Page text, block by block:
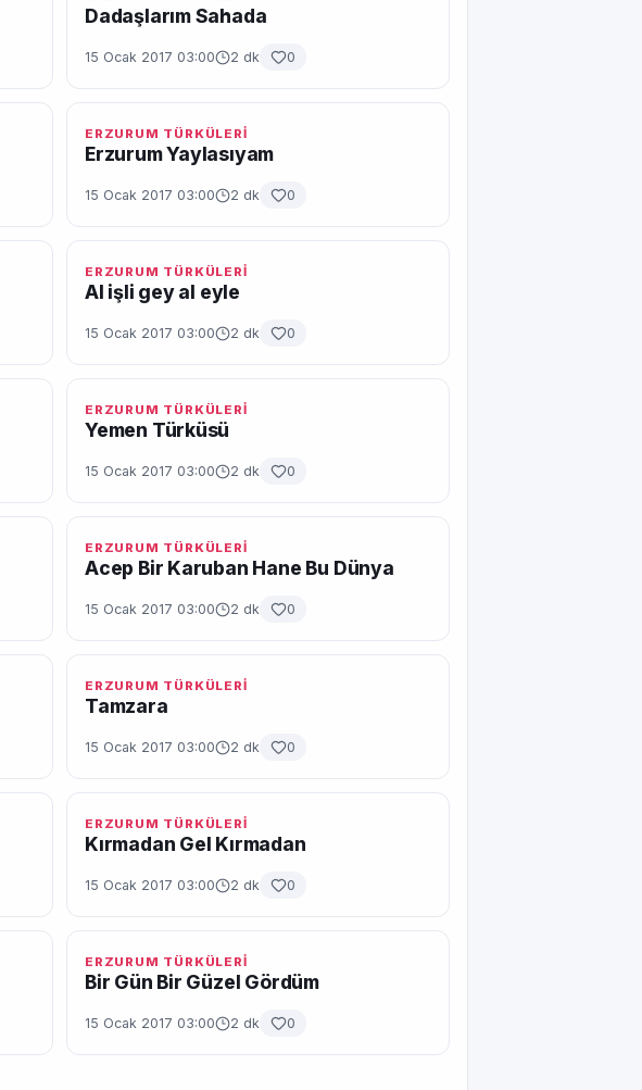
Dadaşlarım Sahada
15 Ocak 2017 03:00 2 dk 0
ERZURUM TÜRKÜLERİ
Erzurum Yaylasıyam
15 Ocak 2017 03:00 2 dk 0
ERZURUM TÜRKÜLERİ
Al işli gey al eyle
15 Ocak 2017 03:00 2 dk 0
ERZURUM TÜRKÜLERİ
Yemen Türküsü
15 Ocak 2017 03:00 2 dk 0
ERZURUM TÜRKÜLERİ
Acep Bir Karuban Hane Bu Dünya
15 Ocak 2017 03:00 2 dk 0
ERZURUM TÜRKÜLERİ
Tamzara
15 Ocak 2017 03:00 2 dk 0
ERZURUM TÜRKÜLERİ
Kırmadan Gel Kırmadan
15 Ocak 2017 03:00 2 dk 0
ERZURUM TÜRKÜLERİ
Bir Gün Bir Güzel Gördüm
15 Ocak 2017 03:00 2 dk 0